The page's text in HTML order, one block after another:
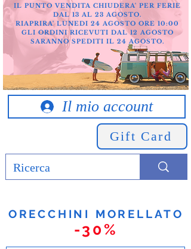
Il mio account
Gift Card
IL PUNTO VENDITA CHIUDERA' PER FERIE
DAL 13 AL 23 AGOSTO.
RIAPRIRA' LUNEDI 24 AGOSTO ORE 10:00
GLI ORDINI RICEVUTI DAL 12 AGOSTO
SARANNO SPEDITI IL 24 AGOSTO.
ORECCHINI MORELLATO
-30%